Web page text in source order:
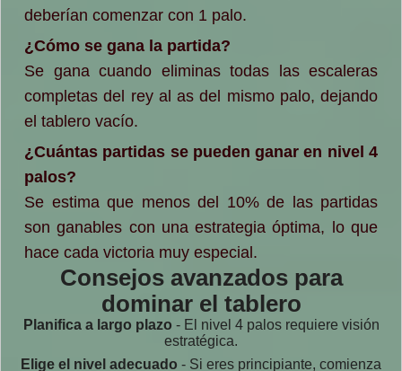
deberían comenzar con 1 palo.
¿Cómo se gana la partida?
Se gana cuando eliminas todas las escaleras
completas del rey al as del mismo palo, dejando
el tablero vacío.
¿Cuántas partidas se pueden ganar en nivel 4
palos?
Se estima que menos del 10% de las partidas
son ganables con una estrategia óptima, lo que
hace cada victoria muy especial.
Consejos avanzados para
dominar el tablero
Planifica a largo plazo - El nivel 4 palos requiere visión
estratégica.
Elige el nivel adecuado - Si eres principiante, comienza